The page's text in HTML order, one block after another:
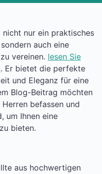
nur ein praktisches
auch eine
vereinen. lesen Sie
. Er bietet die perfekte
und Eleganz für eine
Blog-Beitrag möchten
befassen und
um Ihnen eine
bieten.
aus hochwertigen